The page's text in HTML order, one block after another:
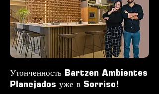
Утонченность Bartzen Ambientes
Planejados уже в Sorriso!